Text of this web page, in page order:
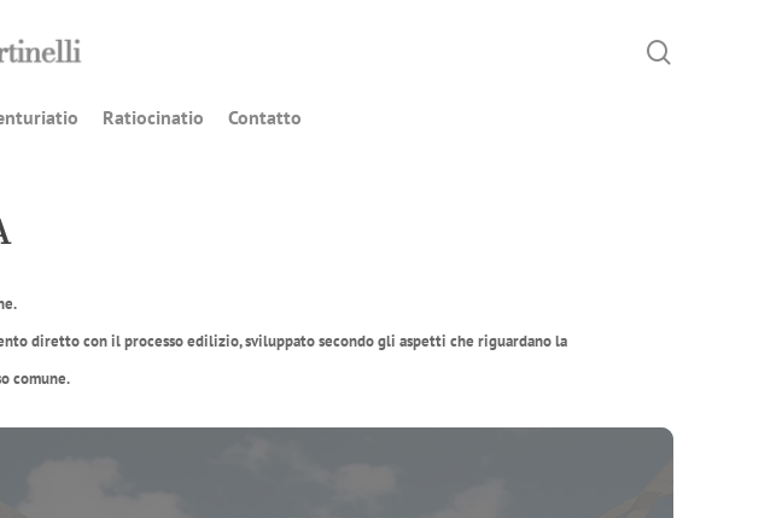
Ratiocinatio Contatto
diretto con il processo edilizio, sviluppato secondo gli aspetti che riguardano la
comune.